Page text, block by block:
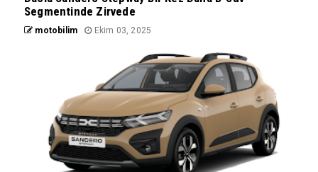
Segmentinde Zirvede
motobilim Ekim 03, 2025